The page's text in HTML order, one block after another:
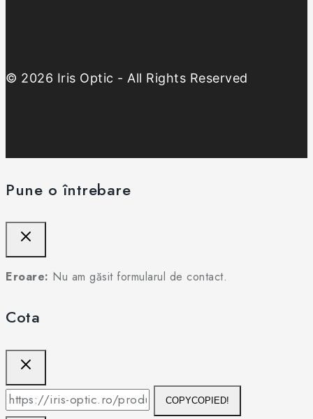
© 2026 Iris Optic - All Rights Reserved
Pune o întrebare
Eroare: Nu am găsit formularul de contact.
Cota
COPYCOPIED!